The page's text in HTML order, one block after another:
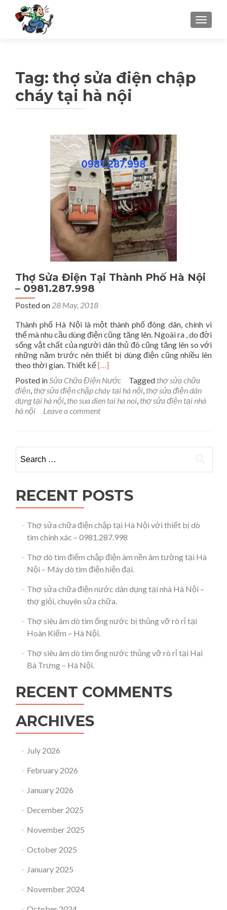
Tag: thợ sửa điện chập
cháy tại hà nội
Thợ Sửa Điện Tại Thành Phố Hà Nội
– 0981.287.998
Posted on 28 May, 2018
Thành phố Hà Nội là một thành phố đông dân, chính vì
thế mà nhu cầu dùng điện cũng tăng lên. Ngoài ra , do đời
sống vật chất của người dân thủ đô cũng tăng lên so với
những năm trước nên thiết bị dùng điện cũng nhiều lên
theo thời gian. Thiết kếRead
about
Thợ
Sửa
Điện
Phố
[…]
Posted inSửa Chữa Điện Nước Tagged thợ sửa chữa
điện, thợ sửa điện chập cháy tại hà nội, thợ sửa điện dân
dụng tại hà nội, tho sua dien tai ha noi, thợ sửa điện tại nhà
hà nội
Leave a comment
RECENT POSTS
Thợ sửa chữa điện chập tại Hà Nội với thiết bị dò
tìm chính xác – 0981.287.998
Thợ dò tìm điểm chập điện âm nền âm tường tại Hà
Nội – Máy dò tìm điện hiện đại.
Thợ sửa chữa điện nước dân dụng tại nhà Hà Nội –
thợ giỏi, chuyên sửa chữa.
Thợ siêu âm dò tìm ống nước bị thủng vỡ rò rỉ tại
Hoàn Kiếm – Hà Nội.
Thợ siêu âm dò tìm ống nước thủng vỡ rò rỉ tại Hai
Bà Trưng – Hà Nội.
RECENT COMMENTS
ARCHIVES
July 2026
February 2026
January 2026
December 2025
November 2025
October 2025
January 2025
November 2024